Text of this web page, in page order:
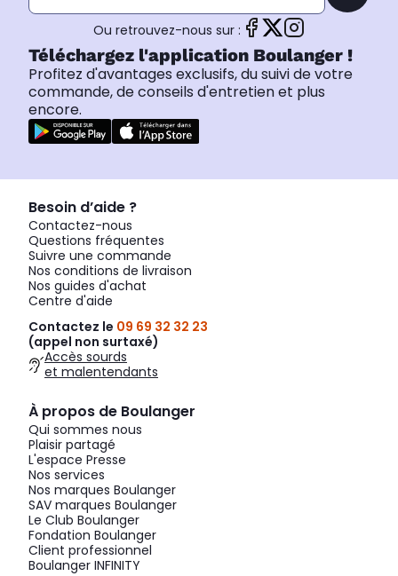
Ou retrouvez-nous sur :
Téléchargez l'application Boulanger !
Profitez d'avantages exclusifs, du suivi de votre
commande, de conseils d'entretien et plus
encore.
Besoin d’aide ?
Contactez-nous
Questions fréquentes
Suivre une commande
Nos conditions de livraison
Nos guides d'achat
Centre d'aide
Contactez le 09 69 32 32 23
(appel non surtaxé)
Accès sourds
et malentendants
À propos de Boulanger
Qui sommes nous
Plaisir partagé
L'espace Presse
Nos services
Nos marques Boulanger
SAV marques Boulanger
Le Club Boulanger
Fondation Boulanger
Client professionnel
Boulanger INFINITY